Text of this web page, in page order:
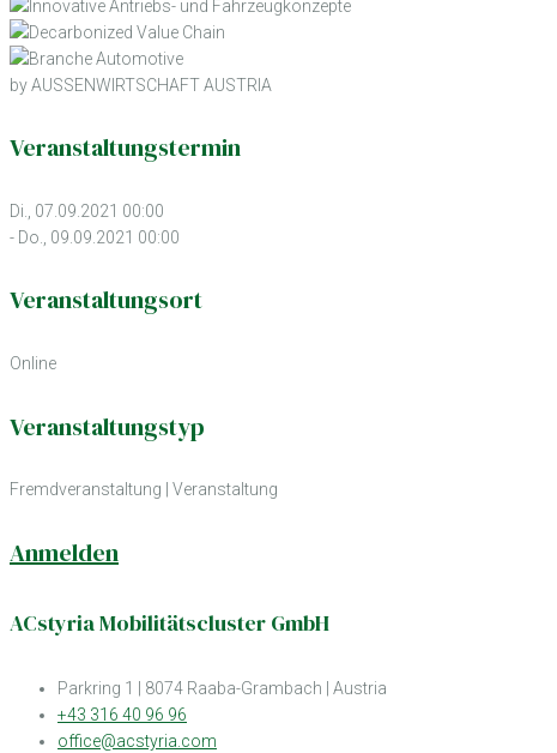
by AUSSENWIRTSCHAFT AUSTRIA
Veranstaltungstermin
Di., 07.09.2021 00:00
- Do., 09.09.2021 00:00
Veranstaltungsort
Online
Veranstaltungstyp
Fremdveranstaltung Veranstaltung
Anmelden
ACstyria Mobilitätscluster GmbH
Parkring 1 | 8074 Raaba-Grambach | Austria
+43 316 40 96 96
office@acstyria.com